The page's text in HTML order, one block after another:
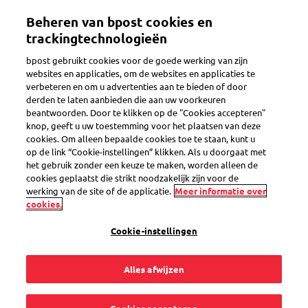
inhoud
Toggle navigation
Customer Support Tool
Kan ik zelf een
openstaande klacht
afsluiten?
Ja, als businessklant kan u dit zelf via de Customer Support
Beheren van bpost cookies en
trackingtechnologieën
bpost gebruikt cookies voor de goede werking van zijn
websites en applicaties, om de websites en applicaties te
verbeteren en om u advertenties aan te bieden of door
derden te laten aanbieden die aan uw voorkeuren
beantwoorden. Door te klikken op de "Cookies accepteren"
knop, geeft u uw toestemming voor het plaatsen van deze
cookies. Om alleen bepaalde cookies toe te staan, kunt u
op de link “Cookie-instellingen” klikken. Als u doorgaat met
het gebruik zonder een keuze te maken, worden alleen de
cookies geplaatst die strikt noodzakelijk zijn voor de
werking van de site of de applicatie. Meer informatie over
cookies.
Cookie-instellingen
Alles afwijzen